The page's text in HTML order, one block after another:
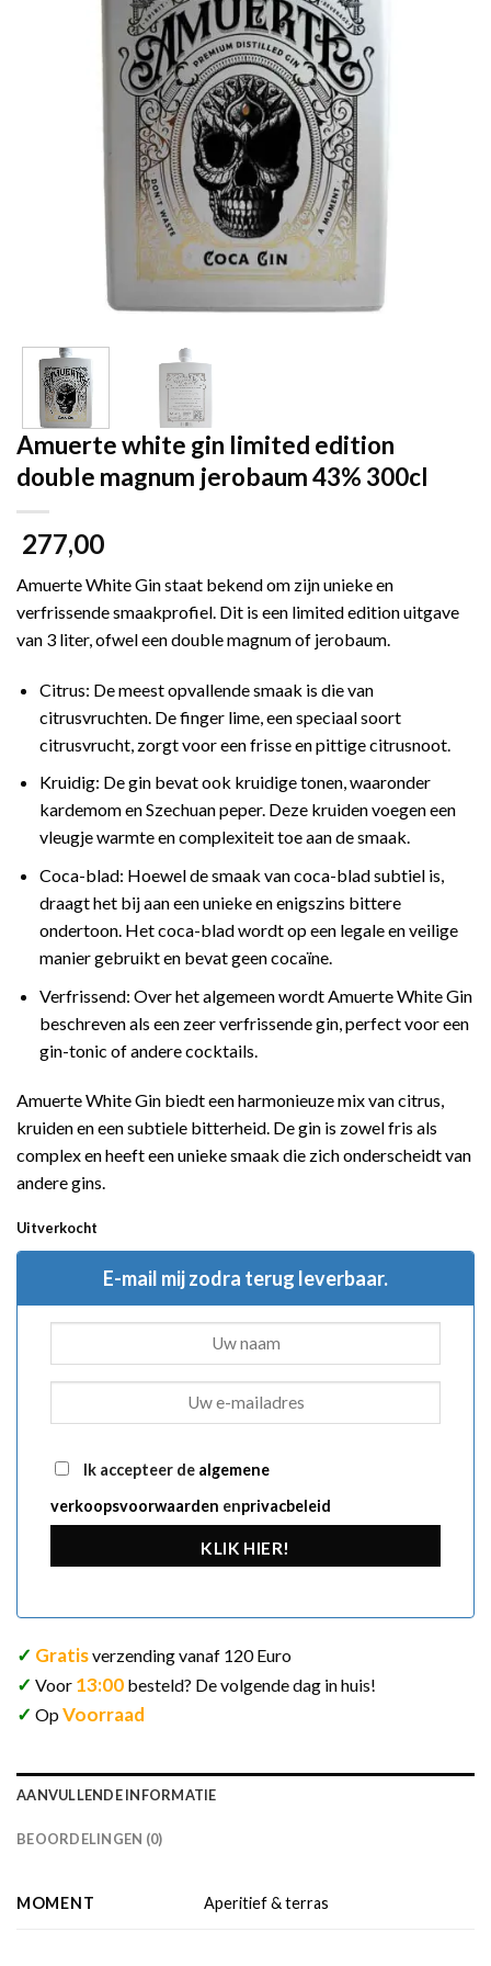
Amuerte white gin limited edition
double magnum jerobaum 43% 300cl
277,00
Amuerte White Gin staat bekend om zijn unieke en
verfrissende smaakprofiel. Dit is een limited edition uitgave
van 3 liter, ofwel een double magnum of jerobaum.
Citrus: De meest opvallende smaak is die van
citrusvruchten. De finger lime, een speciaal soort
citrusvrucht, zorgt voor een frisse en pittige citrusnoot.
Kruidig: De gin bevat ook kruidige tonen, waaronder
kardemom en Szechuan peper. Deze kruiden voegen een
vleugje warmte en complexiteit toe aan de smaak.
Coca-blad: Hoewel de smaak van coca-blad subtiel is,
draagt het bij aan een unieke en enigszins bittere
ondertoon. Het coca-blad wordt op een legale en veilige
manier gebruikt en bevat geen cocaïne.
Verfrissend: Over het algemeen wordt Amuerte White Gin
beschreven als een zeer verfrissende gin, perfect voor een
gin-tonic of andere cocktails.
Amuerte White Gin biedt een harmonieuze mix van citrus,
kruiden en een subtiele bitterheid. De gin is zowel fris als
complex en heeft een unieke smaak die zich onderscheidt van
andere gins.
Uitverkocht
E-mail mij zodra terug leverbaar.
Ik accepteer de algemene
verkoopsvoorwaarden enprivacbeleid
KLIK HIER!
✓ Gratisverzending vanaf 120 Euro
✓ Voor 13:00 besteld? De volgende dag in huis!
✓ OpVoorraad
AANVULLENDE INFORMATIE
BEOORDELINGEN (0)
MOMENT Aperitief & terras